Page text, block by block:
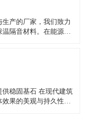
产的厂家，我们致力
隔音材料。在能源成
能与舒适人居 广泛应
稳固基石 在现代建筑
果的美观与持久性。